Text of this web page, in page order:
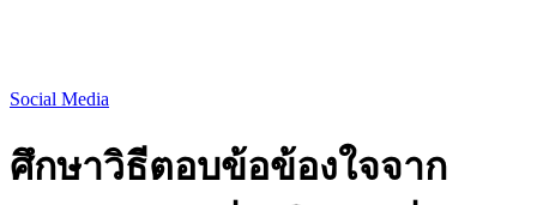
Social Media
ศึกษาวิธีตอบข้อข้องใจจาก